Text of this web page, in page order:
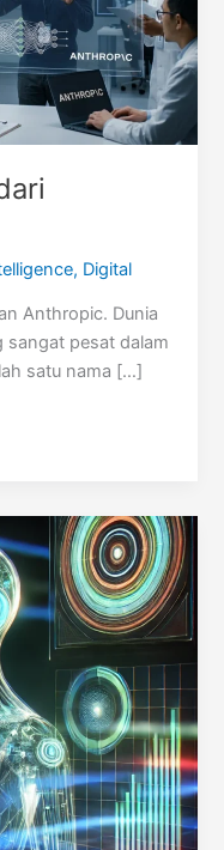
, Digital
Anthropic. Dunia
sangat pesat dalam
satu nama […]